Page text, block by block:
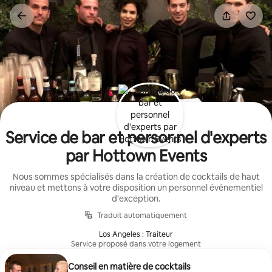
Aller
directement
au
contenu
Service de bar et personnel d'experts
par Hottown Events
Nous sommes spécialisés dans la création de cocktails de haut
niveau et mettons à votre disposition un personnel événementiel
d'exception.
Traduit automatiquement
Los Angeles : Traiteur
Service proposé dans votre logement
Conseil en matière de cocktails